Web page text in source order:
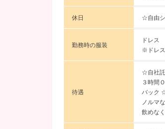
休日 ☆自由
勤務時の服装
ドレス
※ドレ
待遇
☆自社
３時間
バック
ノルマ
飲めな